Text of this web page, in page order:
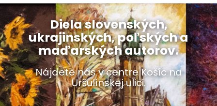
Diela slovenských,
ukrajinských, poľských a
maďarských autorov.
Nájdete nás v centre Košíc na
Uršulínskej ulici.